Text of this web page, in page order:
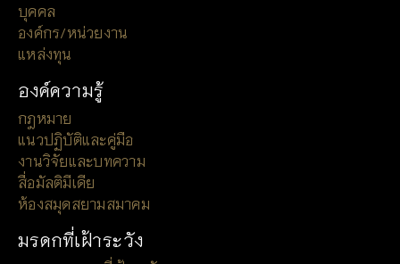
บุคคล
องค์กร/หน่วยงาน
แหล่งทุน
องค์ความรู้
กฎหมาย
แนวปฏิบัติและคู่มือ
งานวิจัยและบทความ
สื่อมัลติมีเดีย
ห้องสมุดสยามสมาคม
มรดกที่เฝ้าระวัง